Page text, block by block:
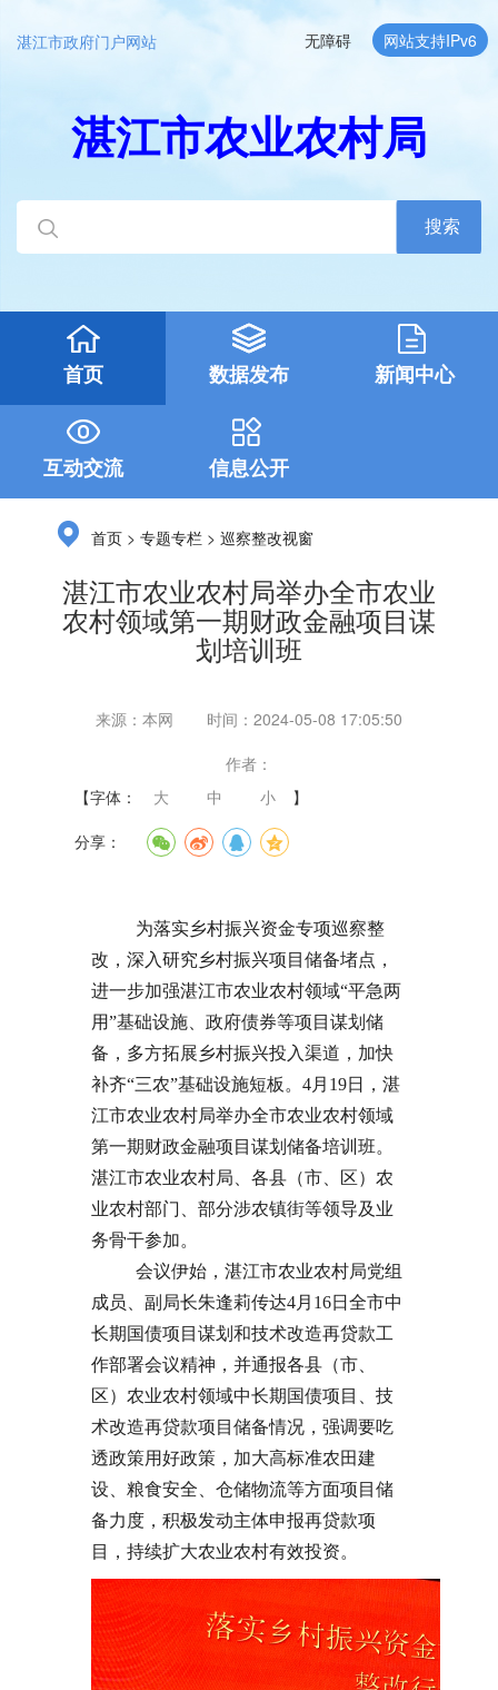
湛江市政府门户网站 无障碍 网站支持IPv6
湛江市农业农村局
搜索
首页 数据发布 新闻中心
互动交流 信息公开
首页 >专题专栏 >巡察整改视窗
湛江市农业农村局举办全市农业
农村领域第一期财政金融项目谋
划培训班
来源：本网
时间：2024-05-08 17:05:50
作者：
【字体：
大 中 小
】
分享：
为落实乡村振兴资金专项巡察整
改，深入研究乡村振兴项目储备堵点，
进一步加强湛江市农业农村领域“平急两
用”基础设施、政府债券等项目谋划储
备，多方拓展乡村振兴投入渠道，加快
补齐“三农”基础设施短板。4月19日，湛
江市农业农村局举办全市农业农村领域
第一期财政金融项目谋划储备培训班。
湛江市农业农村局、各县（市、区）农
业农村部门、部分涉农镇街等领导及业
务骨干参加。
会议伊始，湛江市农业农村局党组
成员、副局长朱逢莉传达4月16日全市中
长期国债项目谋划和技术改造再贷款工
作部署会议精神，并通报各县（市、
区）农业农村领域中长期国债项目、技
术改造再贷款项目储备情况，强调要吃
透政策用好政策，加大高标准农田建
设、粮食安全、仓储物流等方面项目储
备力度，积极发动主体申报再贷款项
目，持续扩大农业农村有效投资。